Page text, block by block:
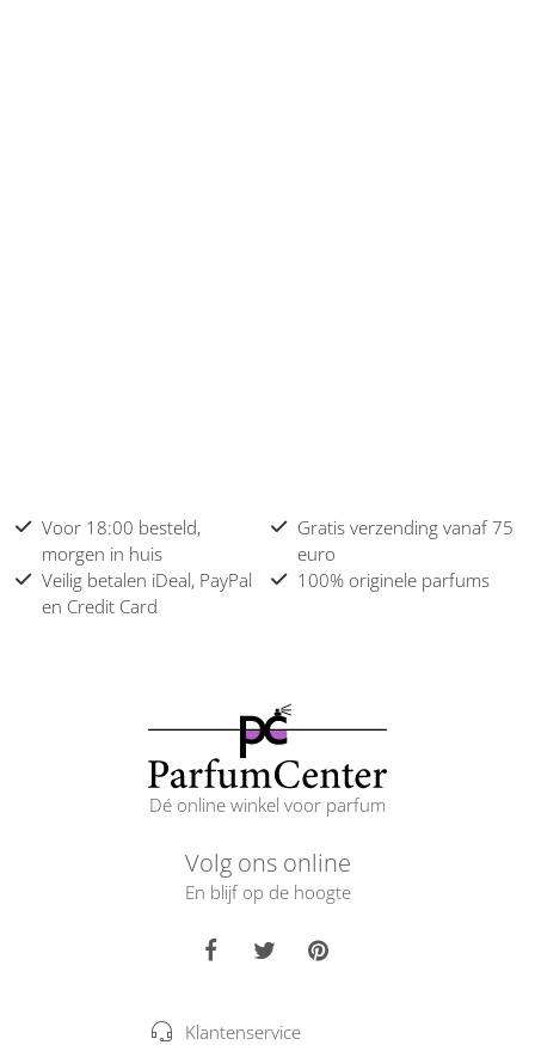
Voor 18:00 besteld,
morgen in huis
Gratis verzending vanaf 75
euro
Veilig betalen iDeal, PayPal
en Credit Card
100% originele parfums
Dé online winkel voor parfum
Volg ons online
En blijf op de hoogte
Klantenservice